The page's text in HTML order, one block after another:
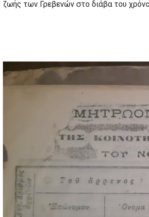
ζωής των Γρεβενών στο διάβα του